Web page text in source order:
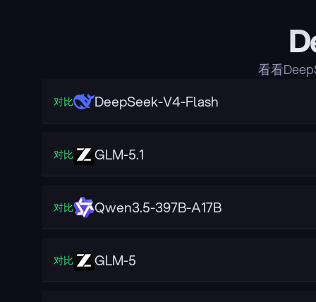
看看
对比 DeepSeek-V4-Flash
对比 GLM-5.1
对比 Qwen3.5-397B-A17B
对比 GLM-5